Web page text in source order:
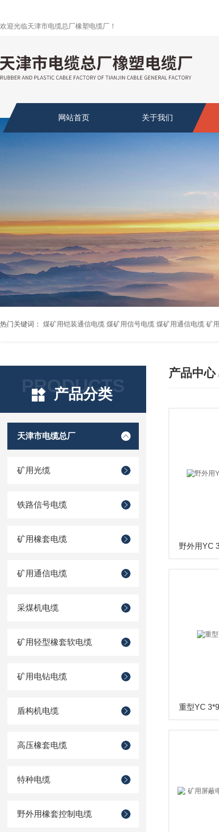
欢迎光临天津市电缆总厂橡塑电缆厂！
网站首页 关于我们
热门关键词： 煤矿用铠装通信电缆 煤矿用信号电缆 煤矿用通信电缆 矿用阻燃通信电缆 矿用监控电缆 矿用通信电缆 橡套软电缆YZ-3*1.5+1 YCW橡胶电缆3*10+1*6 船用橡套软电缆CEFR-3*2.5 煤矿用移动橡套软电缆MY3*4+1*4
PRODUCTS
产品分类
天津市电缆总厂
矿用光缆
铁路信号电缆
矿用橡套电缆
矿用通信电缆
采煤机电缆
矿用轻型橡套软电缆
矿用电钻电缆
盾构机电缆
高压橡套电缆
特种电缆
野外用橡套控制电缆
产品中心
重型YC